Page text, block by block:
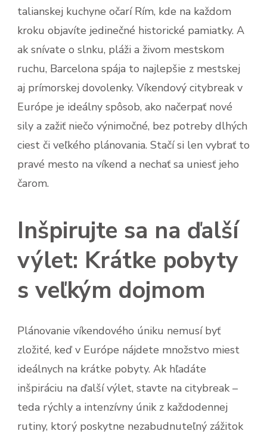
talianskej kuchyne očarí Rím, kde na každom
kroku objavíte jedinečné historické pamiatky. A
ak snívate o slnku, pláži a živom mestskom
ruchu, Barcelona spája to najlepšie z mestskej
aj prímorskej dovolenky. Víkendový citybreak v
Európe je ideálny spôsob, ako načerpať nové
sily a zažiť niečo výnimočné, bez potreby dlhých
ciest či veľkého plánovania. Stačí si len vybrať to
pravé mesto na víkend a nechať sa uniesť jeho
čarom.
Inšpirujte sa na ďalší
výlet: Krátke pobyty
s veľkým dojmom
Plánovanie víkendového úniku nemusí byť
zložité, keď v Európe nájdete množstvo miest
ideálnych na krátke pobyty. Ak hľadáte
inšpiráciu na ďalší výlet, stavte na citybreak –
teda rýchly a intenzívny únik z každodennej
rutiny, ktorý poskytne nezabudnuteľný zážitok